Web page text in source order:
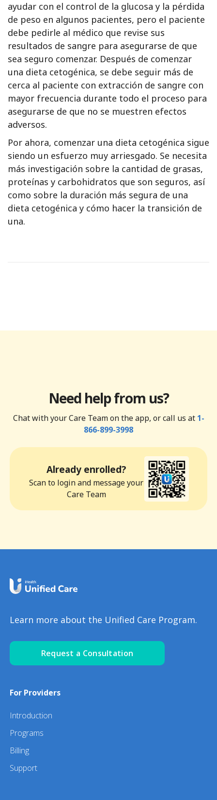
ayudar con el control de la glucosa y la pérdida
de peso en algunos pacientes, pero el paciente
debe pedirle al médico que revise sus
resultados de sangre para asegurarse de que
sea seguro comenzar. Después de comenzar
una dieta cetogénica, se debe seguir más de
cerca al paciente con extracción de sangre con
mayor frecuencia durante todo el proceso para
asegurarse de que no se muestren efectos
adversos.
Por ahora, comenzar una dieta cetogénica sigue
siendo un esfuerzo muy arriesgado. Se necesita
más investigación sobre la cantidad de grasas,
proteínas y carbohidratos que son seguros, así
como sobre la duración más segura de una
dieta cetogénica y cómo hacer la transición de
una.
Need help from us?
Chat with your Care Team on the app, or call us at 1-
866-899-3998
Already enrolled?
Scan to login and message your
Care Team
Learn more about the Unified Care Program.
Request a Consultation
For Providers
Introduction
Programs
Billing
Support